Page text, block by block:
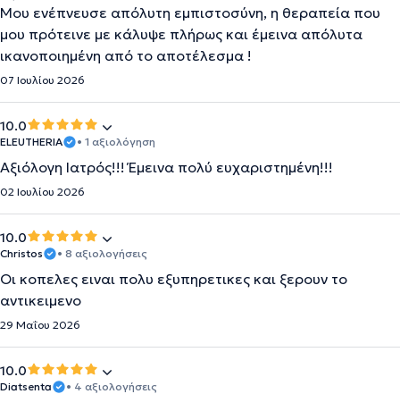
Μου ενέπνευσε απόλυτη εμπιστοσύνη, η θεραπεία που
μου πρότεινε με κάλυψε πλήρως και έμεινα απόλυτα
ικανοποιημένη από το αποτέλεσμα !
07 Ιουλίου 2026
10.0
ELEUTHERIA • 1 αξιολόγηση
Αξιόλογη Ιατρός!!! Έμεινα πολύ ευχαριστημένη!!!
02 Ιουλίου 2026
10.0
Christos • 8 αξιολογήσεις
Οι κοπελες ειναι πολυ εξυπηρετικες και ξερουν το
αντικειμενο
29 Μαΐου 2026
10.0
Diatsenta • 4 αξιολογήσεις